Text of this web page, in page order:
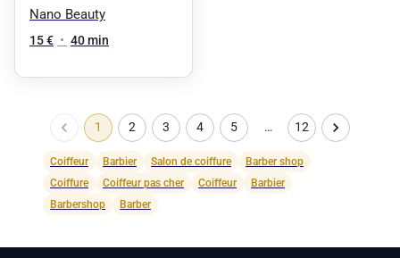
Brushing
Nano Beauty
15 € • 40 min
1 2 3 4 5 … 12
Coiffeur Barbier Salon de coiffure
Barber shop
Coiffure
Coiffeur pas cher Coiffeur
Barbier
Barbershop
Barber